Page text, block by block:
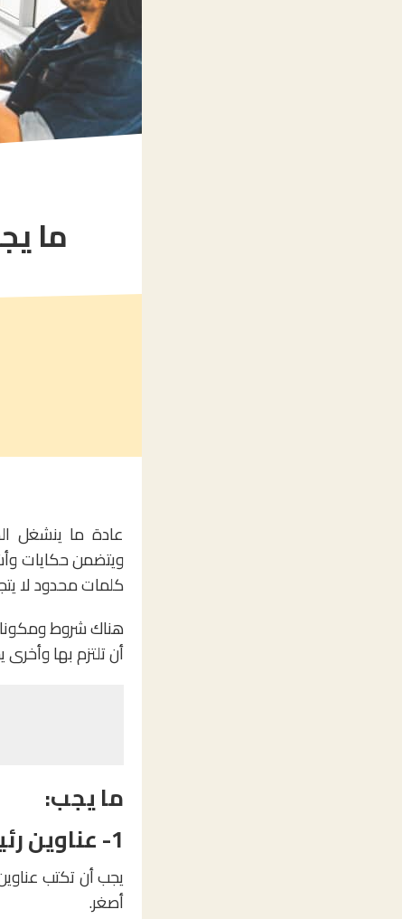
ما
عادة ما ينشغل
ويتضمن حكايات
كلمات محدود لا يتجاوز ال 15 كلمة،
هناك شروط
أن تلتزم بها
ما يجب:
1- عناوين رئيسية وفرعية:
يجب أن تكتب
أصغر.